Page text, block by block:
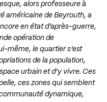
alors professeure à
américaine de Beyrouth, a
en état d’après-guerre,
opération de
même, le quartier s’est
de la population,
urbain et d’y vivre. Ces
ces zones qui semblent
dynamique,